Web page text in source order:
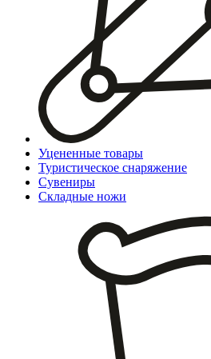
Уцененные товары
Туристическое снаряжение
Сувениры
Складные ножи